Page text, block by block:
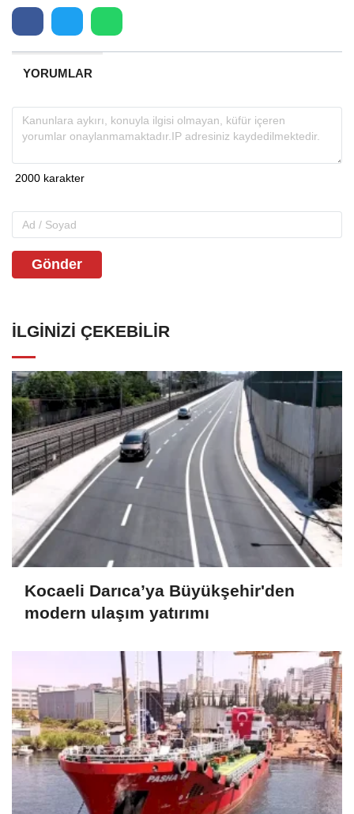
YORUMLAR
Gönder
İLGINIZI ÇEKEBILIR
Kocaeli Darıca’ya Büyükşehir'den
modern ulaşım yatırımı